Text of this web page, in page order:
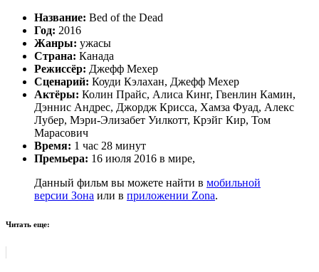
Название: Bed of the Dead
Год: 2016
Жанры: ужасы
Страна: Канада
Режиссёр: Джефф Мехер
Сценарий: Коуди Кэлахан, Джефф Мехер
Актёры: Колин Прайс, Алиса Кинг, Гвенлин Камин,
Дэннис Андрес, Джордж Крисса, Хамза Фуад, Алекс
Лубер, Мэри-Элизабет Уилкотт, Крэйг Кир, Том
Марасович
Время: 1 час 28 минут
Премьера: 16 июля 2016 в мире,
Данный фильм вы можете найти в мобильной
версии Зона или в приложении Zona.
Читать еще: